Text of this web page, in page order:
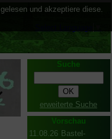
Suche
erweiterte Suche
Vorschau
11.08.26 Bastel-
gelesen und akzeptiere diese.